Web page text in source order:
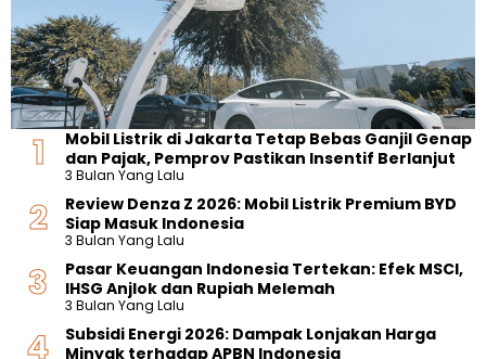
Mobil Listrik di Jakarta Tetap Bebas Ganjil Genap
dan Pajak, Pemprov Pastikan Insentif Berlanjut
3 Bulan Yang Lalu
Review Denza Z 2026: Mobil Listrik Premium BYD
Siap Masuk Indonesia
3 Bulan Yang Lalu
Pasar Keuangan Indonesia Tertekan: Efek MSCI,
IHSG Anjlok dan Rupiah Melemah
3 Bulan Yang Lalu
Subsidi Energi 2026: Dampak Lonjakan Harga
Minyak terhadap APBN Indonesia